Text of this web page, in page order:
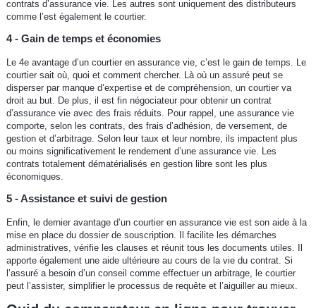
contrats d’assurance vie. Les autres sont uniquement des distributeurs
comme l’est également le courtier.
4 - Gain de temps et économies
Le 4e avantage d’un courtier en assurance vie, c’est le gain de temps. Le
courtier sait où, quoi et comment chercher. Là où un assuré peut se
disperser par manque d’expertise et de compréhension, un courtier va
droit au but. De plus, il est fin négociateur pour obtenir un contrat
d’assurance vie avec des frais réduits. Pour rappel, une assurance vie
comporte, selon les contrats, des frais d’adhésion, de versement, de
gestion et d’arbitrage. Selon leur taux et leur nombre, ils impactent plus
ou moins significativement le rendement d’une assurance vie. Les
contrats totalement dématérialisés en gestion libre sont les plus
économiques.
5 - Assistance et suivi de gestion
Enfin, le dernier avantage d’un courtier en assurance vie est son aide à la
mise en place du dossier de souscription. Il facilite les démarches
administratives, vérifie les clauses et réunit tous les documents utiles. Il
apporte également une aide ultérieure au cours de la vie du contrat. Si
l’assuré a besoin d’un conseil comme effectuer un arbitrage, le courtier
peut l’assister, simplifier le processus de requête et l’aiguiller au mieux.